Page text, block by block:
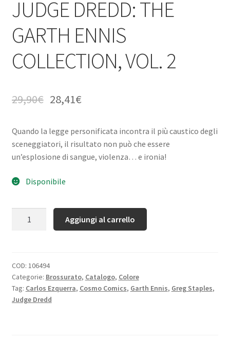
JUDGE DREDD: THE
GARTH ENNIS
COLLECTION, VOL. 2
29,90€ 28,41€
Quando la legge personificata incontra il più caustico degli
sceneggiatori, il risultato non può che essere
un’esplosione di sangue, violenza… e ironia!
Disponibile
Aggiungi al carrello
COD: 106494
Categorie: Brossurato, Catalogo, Colore
Tag: Carlos Ezquerra, Cosmo Comics, Garth Ennis, Greg Staples,
Judge Dredd